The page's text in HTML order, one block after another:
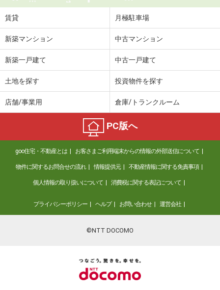
賃貸 月極駐車場
新築マンション 中古マンション
新築一戸建て 中古一戸建て
土地を探す 投資物件を探す
店舗/事業用 倉庫/トランクルーム
PC版へ
goo住宅・不動産とは お客さまご利用端末からの情報の外部送信について
物件に関するお問合せの流れ 情報提供元 不動産情報に関する免責事項
個人情報の取り扱いについて 消費税に関する表記について
プライバシーポリシー ヘルプ お問い合わせ 運営会社
©NTT DOCOMO